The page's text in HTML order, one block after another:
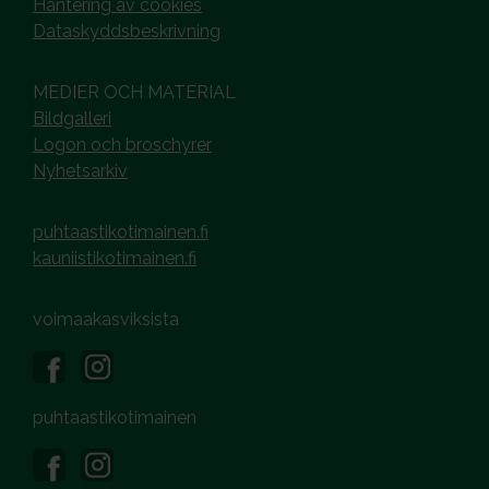
Hantering av cookies
Dataskyddsbeskrivning
MEDIER OCH MATERIAL
Bildgalleri
Logon och broschyrer
Nyhetsarkiv
puhtaastikotimainen.fi
kauniistikotimainen.fi
voimaakasviksista
puhtaastikotimainen